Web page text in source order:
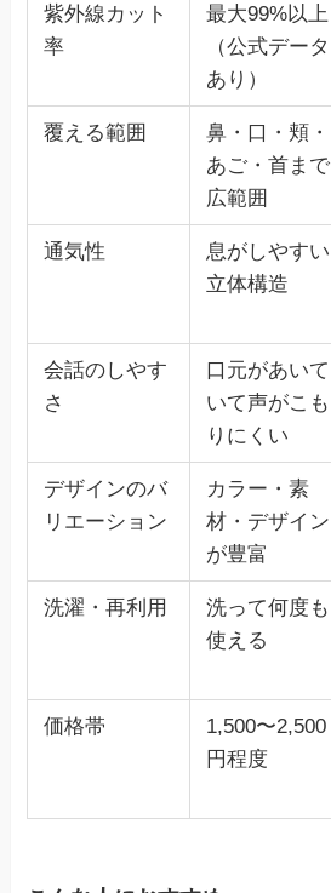
紫外線カット
率
最大99%以上
（公式データ
あり）
覆える範囲
鼻・口・頬・
あご・首まで
広範囲
通気性
息がしやすい
立体構造
会話のしやす
さ
口元があいて
いて声がこも
りにくい
デザインのバ
リエーション
カラー・素
材・デザイン
が豊富
洗濯・再利用
洗って何度も
使える
価格帯
1,500〜2,500
円程度